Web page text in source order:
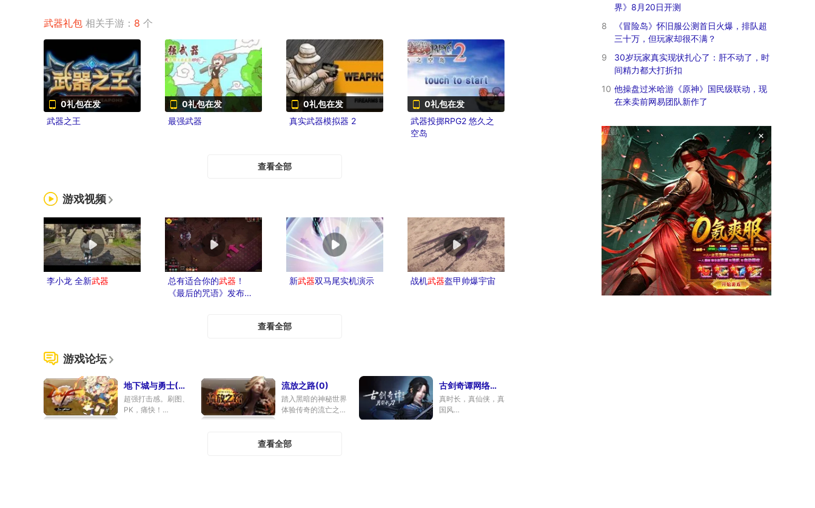
武器礼包 相关手游： 8 个
0礼包在发
武器之王
0礼包在发
最强武器
0礼包在发
真实武器模拟器 2
0礼包在发
武器投掷RPG2 悠久之
空岛
查看全部
游戏视频
李小龙 全新武器 总有适合你的武器 ！
《最后的咒语》发布武
新武器双马尾实机演示 战机武器盔甲帅爆宇宙
查看全部
游戏论坛
地下城与勇士(418)
超强打击感。刷图、
PK，痛快！
流放之路(0)
踏入黑暗的神秘世界
体验传奇的流亡之旅
古剑奇谭网络版(1334)
真时长，真仙侠，真
国风
查看全部
界》8月20日开测
8
《冒险岛》怀旧服公测首日火爆，排队超
三十万，但玩家却很不满？
9
30岁玩家真实现状扎心了：肝不动了，时
间精力都大打折扣
10 他操盘过米哈游《原神》国民级联动，现
在来卖前网易团队新作了
×